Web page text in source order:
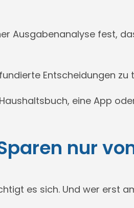
Ausgabenanalyse fest,
Entscheidungen
eine App
nur
es sich. Und wer erst